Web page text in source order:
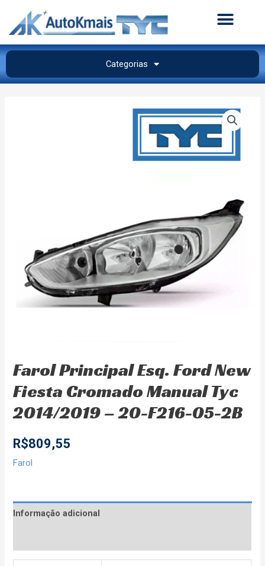
Categorias
Farol Principal Esq. Ford New
Fiesta Cromado Manual Tyc
2014/2019 – 20-F216-05-2B
R$809,55
Farol
Informação adicional